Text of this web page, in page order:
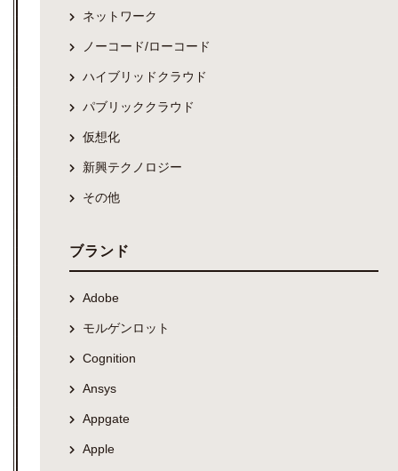
ネットワーク
ノーコード/ローコード
ハイブリッドクラウド
パブリッククラウド
仮想化
新興テクノロジー
その他
ブランド
Adobe
モルゲンロット
Cognition
Ansys
Appgate
Apple